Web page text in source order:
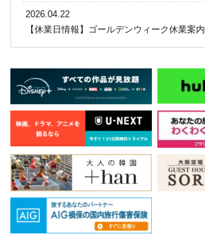
2026.04.22
【休業日情報】ゴールデンウィーク休業案内